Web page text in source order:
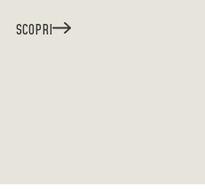
SCOPRI